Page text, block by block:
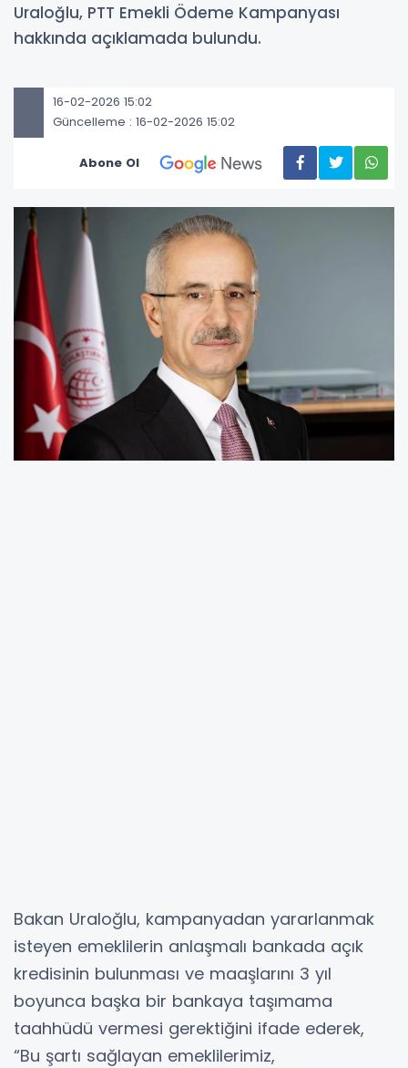
Uraloğlu, PTT Emekli Ödeme Kampanyası
hakkında açıklamada bulundu.
16-02-2026 15:02
Güncelleme : 16-02-2026 15:02
Abone Ol
Bakan Uraloğlu, kampanyadan yararlanmak
isteyen emeklilerin anlaşmalı bankada açık
kredisinin bulunması ve maaşlarını 3 yıl
boyunca başka bir bankaya taşımama
taahhüdü vermesi gerektiğini ifade ederek,
“Bu şartı sağlayan emeklilerimiz,